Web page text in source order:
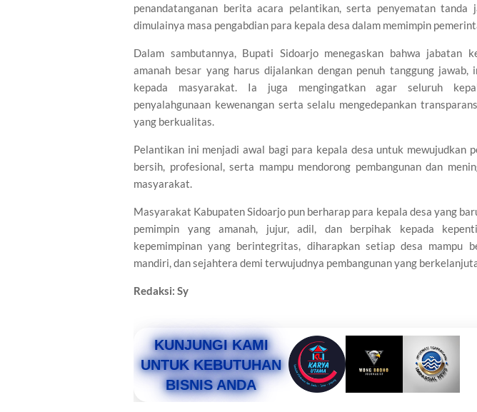
penandatanganan berita acara pelantikan, serta penyematan tanda
dimulainya masa pengabdian para kepala desa dalam memimpin
Dalam sambutannya, Bupati Sidoarjo menegaskan bahwa jabatan
amanah besar yang harus dijalankan dengan penuh tanggung jawab,
kepada masyarakat. Ia juga mengingatkan agar seluruh
penyalahgunaan kewenangan serta selalu mengedepankan
yang berkualitas.
Pelantikan ini menjadi awal bagi para kepala desa untuk mewujudkan
bersih, profesional, serta mampu mendorong pembangunan dan
masyarakat.
Masyarakat Kabupaten Sidoarjo pun berharap para kepala desa yang
pemimpin yang amanah, jujur, adil, dan berpihak kepada
kepemimpinan yang berintegritas, diharapkan setiap desa mampu
mandiri, dan sejahtera demi terwujudnya pembangunan yang
Redaksi: Sy
KUNJUNGI KAMI
UNTUK KEBUTUHAN
BISNIS ANDA